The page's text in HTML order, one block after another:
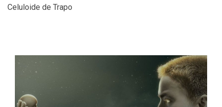
Celuloide de Trapo